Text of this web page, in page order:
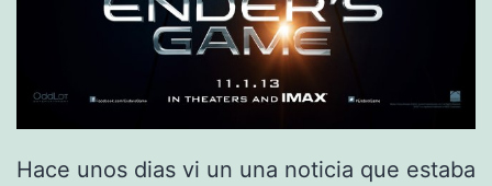
A
A
D
Hace unos dias vi un una noticia que estaba